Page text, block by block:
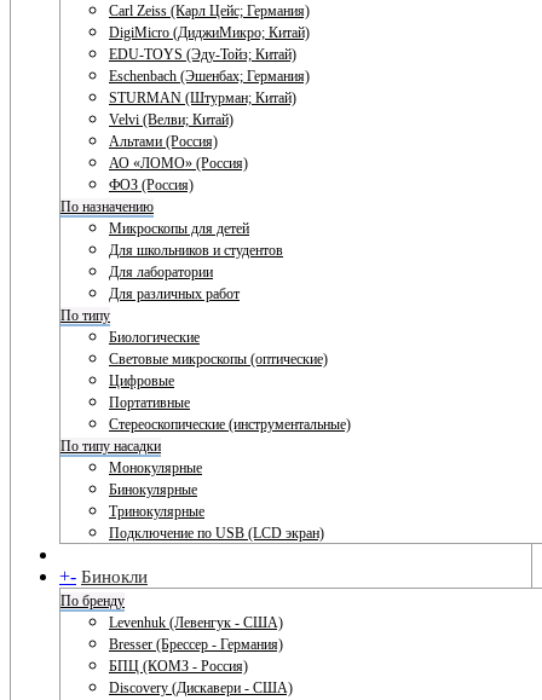
Carl Zeiss (Карл Цейс; Германия)
DigiMicro (ДиджиМикро; Китай)
EDU-TOYS (Эду-Тойз; Китай)
Eschenbach (Эшенбах; Германия)
STURMAN (Штурман; Китай)
Velvi (Велви; Китай)
Альтами (Россия)
АО «ЛОМО» (Россия)
ФОЗ (Россия)
По назначению
Микроскопы для детей
Для школьников и студентов
Для лаборатории
Для различных работ
По типу
Биологические
Световые микроскопы (оптические)
Цифровые
Портативные
Стереоскопические (инструментальные)
По типу насадки
Монокулярные
Бинокулярные
Тринокулярные
Подключение по USB (LCD экран)
+- Бинокли
По бренду
Levenhuk (Левенгук - США)
Bresser (Брессер - Германия)
БПЦ (КОМЗ - Россия)
Discovery (Дискавери - США)